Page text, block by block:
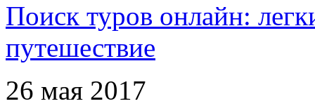
Поиск туров онлайн:
путешествие
26 мая 2017